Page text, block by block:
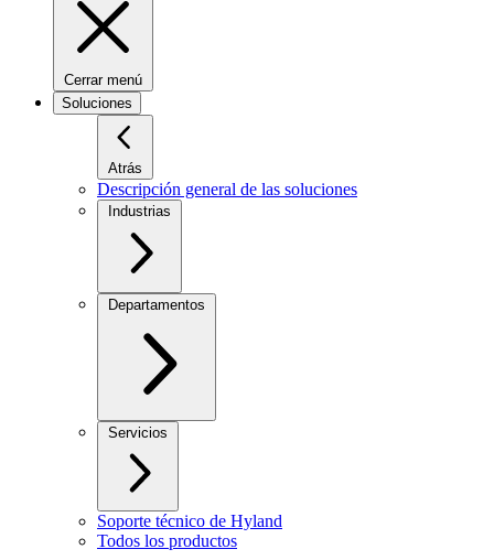
Cerrar menú
Soluciones
Atrás
Descripción general de las soluciones
Industrias
Departamentos
Servicios
Soporte técnico de Hyland
Todos los productos